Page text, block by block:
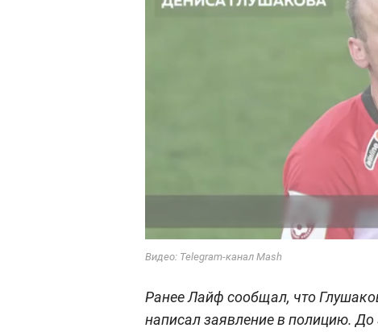
Видео: Telegram-канал Mash
Ранее Лайф сообщал, что
написал заявление в полицию. До